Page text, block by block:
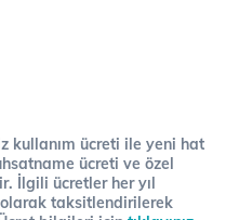
kullanım ücreti ile yeni hat
ücreti ve özel
İlgili ücretler her yıl
taksitlendirilerek